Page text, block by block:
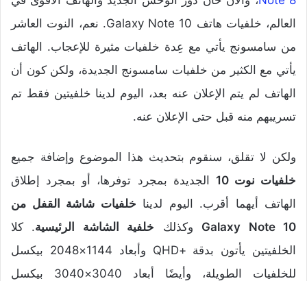
العالم، خلفيات هاتف Galaxy Note 10. نعم، النوت العاشر
من سامسونج يأتي مع عِدة خلفيات مثيرة للإعجاب. الهاتف
يأتي مع الكثير من خلفيات سامسونج الجديدة، ولكن كون أن
الهاتف لم يتم الإعلان عنه بعد، اليوم لدينا خلفيتين فقط تم
تسريبهم منه قبل حتى الإعلان عنه.
ولكن لا تقلق، سنقوم بتحديث هذا الموضوع وإضافة جميع
خلفيات نوت 10
الجديدة بمجرد توفرها، أو بمجرد إطلاق
الهاتف أيهما أقرب. اليوم لدينا خلفيات شاشة القفل من
Galaxy Note 10 وكذلك خلفية الشاشة الرئيسية. كلا
الخلفيتين يأتون بدقة +QHD وأبعاد 1144×2048 بيكسل
للخلفيات الطويلة، وأيضًا أبعاد 3040×3040 بيكسل